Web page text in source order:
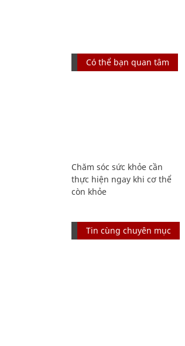
Có thể bạn quan tâm
Chăm sóc sức khỏe cần
thực hiện ngay khi cơ thể
còn khỏe
Tin cùng chuyên mục